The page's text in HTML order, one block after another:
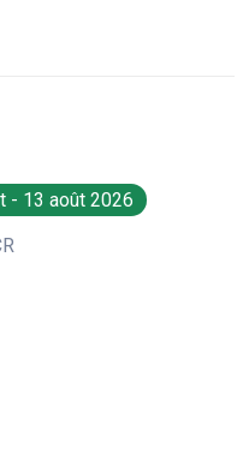
- 13 août 2026